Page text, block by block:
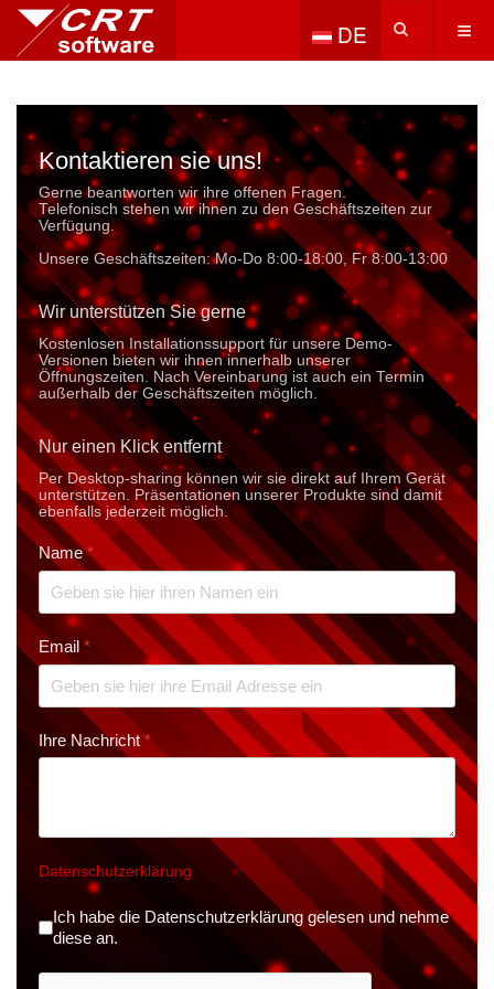
DE
Kontaktieren sie uns!
Gerne beantworten wir ihre offenen Fragen.
Telefonisch stehen wir ihnen zu den Geschäftszeiten zur
Verfügung.
Unsere Geschäftszeiten: Mo-Do 8:00-18:00, Fr 8:00-13:00
Wir unterstützen Sie gerne
Kostenlosen Installationssupport für unsere Demo-
Versionen bieten wir ihnen innerhalb unserer
Öffnungszeiten. Nach Vereinbarung ist auch ein Termin
außerhalb der Geschäftszeiten möglich.
Nur einen Klick entfernt
Per Desktop-sharing können wir sie direkt auf Ihrem Gerät
unterstützen. Präsen­tationen unserer Produkte sind damit
ebenfalls jederzeit möglich.
Name*
Email *
Ihre Nachricht *
Datenschutzerklärung
Datenschutz*
Ich habe die Datenschutzerklärung gelesen und nehme
diese an.